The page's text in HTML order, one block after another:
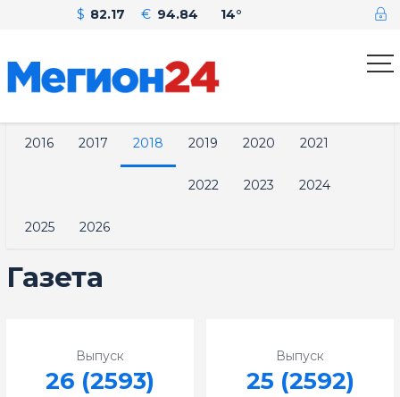
$ 82.17 € 94.84 14°
2016 2017 2018 2019 2020 2021
2022 2023 2024
2025 2026
Газета
Выпуск
26 (2593)
Выпуск
25 (2592)